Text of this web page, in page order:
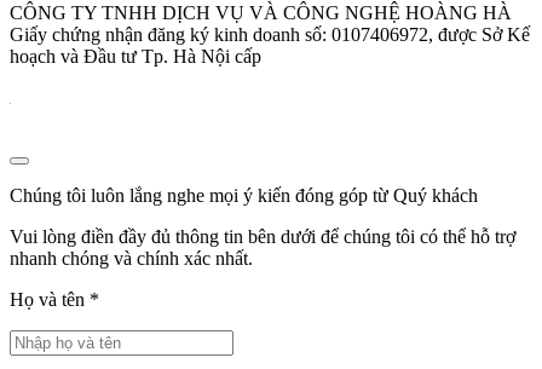
CÔNG TY TNHH DỊCH VỤ VÀ CÔNG NGHỆ HOÀNG HÀ
Giấy chứng nhận đăng ký kinh doanh số: 0107406972, được Sở Kế
hoạch và Đầu tư Tp. Hà Nội cấp
Chúng tôi luôn lắng nghe mọi ý kiến đóng góp từ Quý khách
Vui lòng điền đầy đủ thông tin bên dưới để chúng tôi có thể hỗ trợ
nhanh chóng và chính xác nhất.
Họ và tên *